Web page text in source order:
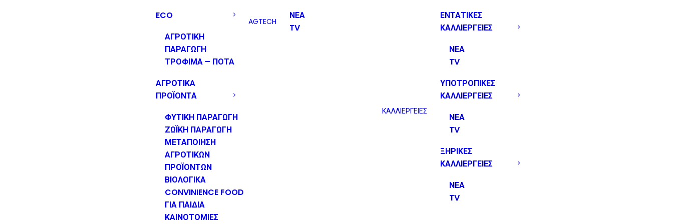
ECO
ΑΓΡΟΤΙΚΗ
ΠΑΡΑΓΩΓΗ
ΤΡΟΦΙΜΑ – ΠΟΤΑ
ΑΓΡΟΤΙΚΑ
ΠΡΟΪΟΝΤΑ
ΦΥΤΙΚΗ ΠΑΡΑΓΩΓΗ
ΖΩΪΚΗ ΠΑΡΑΓΩΓΗ
ΜΕΤΑΠΟΙΗΣΗ
ΑΓΡΟΤΙΚΩΝ
ΠΡΟΪΟΝΤΩΝ
ΒΙΟΛΟΓΙΚΑ
CONVINIENCE FOOD
ΓΙΑ ΠΑΙΔΙΑ
ΚΑΙΝΟΤΟΜΙΕΣ
AGTECH
ΝΕΑ
TV
ΚΑΛΛΙΕΡΓΕΙΕΣ
ΕΝΤΑΤΙΚΕΣ
ΚΑΛΛΙΕΡΓΕΙΕΣ
ΝΕΑ
TV
ΥΠΟΤΡΟΠΙΚΕΣ
ΚΑΛΛΙΕΡΓΕΙΕΣ
ΝΕΑ
TV
ΞΗΡΙΚΕΣ
ΚΑΛΛΙΕΡΓΕΙΕΣ
ΝΕΑ
TV